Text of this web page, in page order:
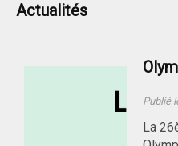
Actualités
Publié
La